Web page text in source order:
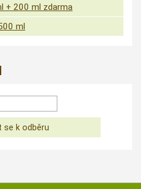
+ 200 ml zdarma
ml